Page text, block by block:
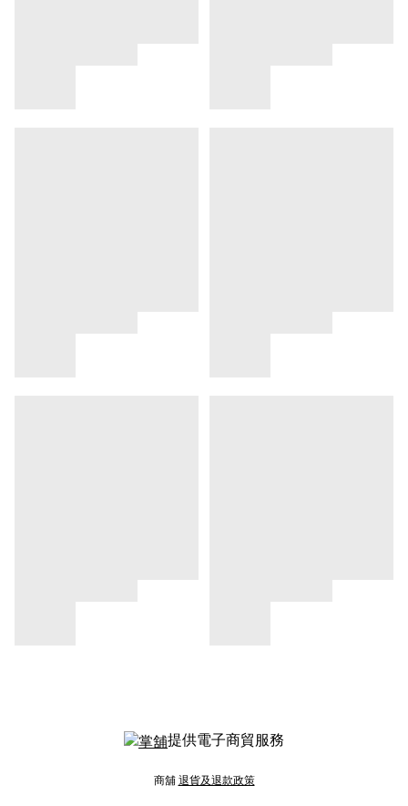
提供電子商貿服務
商舖 退貨及退款政策